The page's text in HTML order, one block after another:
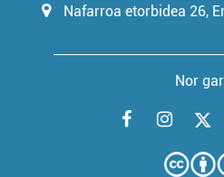
Nafarroa etorbidea 26,
Nor